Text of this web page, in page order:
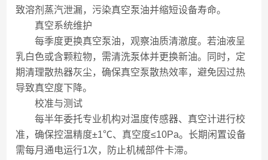
致溶剂蒸汽泄漏，污染真空泵油并缩短设备寿命。
真空系统维护
每季度更换真空泵油，观察油质清澈度。若油液呈
乳白色或含颗粒物，需清洗泵体并更换新油。同时，定
期清理散热器灰尘，确保真空泵散热效率，避免因过热
导致真空度下降。
校准与测试
每半年委托专业机构对温度传感器、真空计进行校
准，确保控温精度±1℃、真空度≤10Pa。长期闲置设备
需每月通电运行1次，防止机械部件卡滞。